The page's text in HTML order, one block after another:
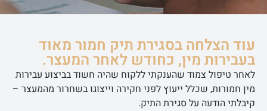
עוד הצלחה בסגירת תיק חמור מאוד
בעבירות מין, כחודש לאחר המעצר.
לאחר טיפול צמוד שהענקתי ללקוח שהיה חשוד בביצוע עבירות
מין חמורות, שכלל ייעוץ לפני חקירה וייצוגו בשחרור מהמעצר –
קיבלתי הודעה על סגירת התיק.